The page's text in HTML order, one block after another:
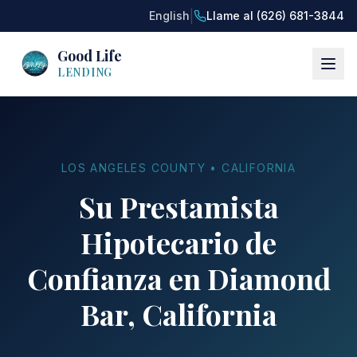
English Llame al (626) 681-3844
Good Life
LENDING
LOS ANGELES COUNTY • CALIFORNIA
Su Prestamista
Hipotecario de
Confianza en Diamond
Bar, California